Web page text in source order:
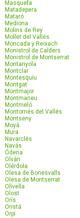
Masquefa
Matadepera
Mataró
Mediona
Molins de Rey
Mollet del Vallés
Moncada y Reixach
Monistrol de Calders
Monistrol de Montserrat
Montanyola
Montclar
Montesquíu
Montgat
Montmajor
Montmaneu
Montmeló
Montornés del Vallés
Montseny
Moyá
Mura
Navarclés
Navás
Ódena
Olván
Olérdola
Olesa de Bonesvalls
Olesa de Montserrat
Olivella
Olost
Orís
Oristá
Orpí